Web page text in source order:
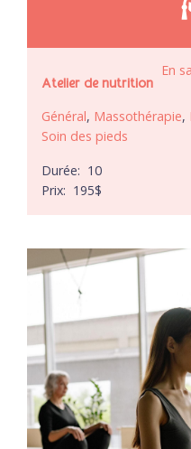
En
Atelier de nutrition
Général, Massothérapie,
Soin des pieds
Durée: 10
Prix: 195$